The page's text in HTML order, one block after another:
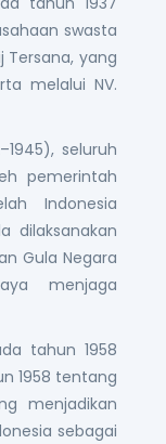
swasta
Tersana, yang
melalui NV.
seluruh
pemerintah
Indonesia
dilaksanakan
Gula Negara
menjaga
tahun 1958
1958 tentang
menjadikan
sebagai